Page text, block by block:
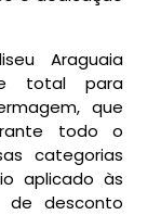
Araguaia
total para
que
todo o
categorias
aplicado às
de desconto